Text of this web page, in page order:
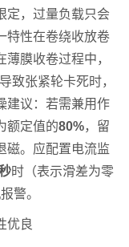
定，过量负载只会
特性在卷绕收放卷
膜收卷过程中，
致张紧轮卡死时，
建议：若需兼用作
额定值的80%，留
磁。应配置电流监
时（表示滑差为零
警。
优良